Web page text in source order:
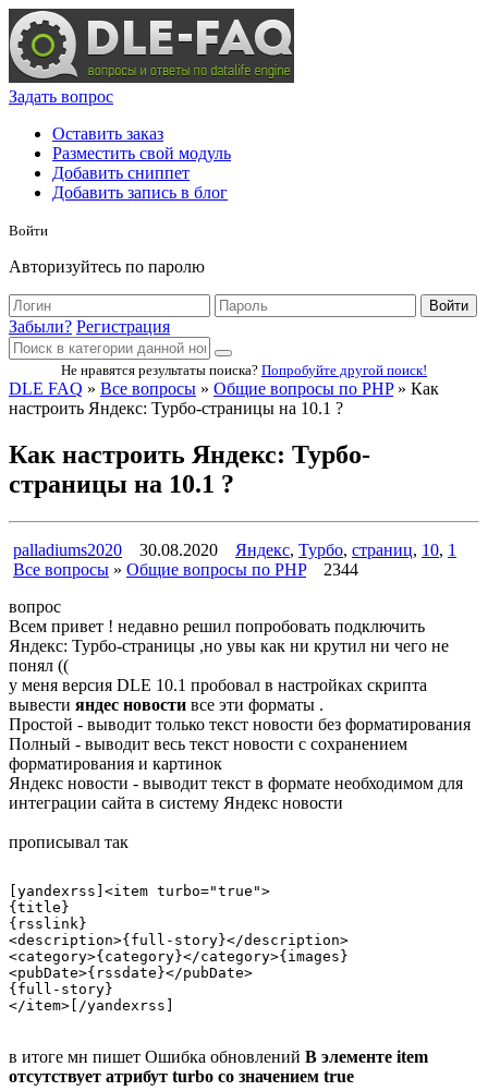
Задать вопрос
Оставить заказ
Разместить свой модуль
Добавить сниппет
Добавить запись в блог
Войти
Авторизуйтесь по паролю
Войти
Забыли? Регистрация
Не нравятся результаты поиска? Попробуйте другой поиск!
DLE FAQ » Все вопросы » Общие вопросы по PHP» Как
настроить Яндекс: Турбо-страницы на 10.1 ?
Как настроить Яндекс: Турбо-
страницы на 10.1 ?
palladiums2020 30.08.2020 Яндекс, Турбо, страниц, 10, 1
Все вопросы » Общие вопросы по PHP
2344
вопрос
Всем привет ! недавно решил попробовать подключить
Яндекс: Турбо-страницы ,но увы как ни крутил ни чего не
понял ((
у меня версия DLE 10.1 пробовал в настройках скрипта
вывести яндес новости все эти форматы .
Простой - выводит только текст новости без форматирования
Полный - выводит весь текст новости с сохранением
форматирования и картинок
Яндекс новости - выводит текст в формате необходимом для
интеграции сайта в систему Яндекс новости
прописывал так
[yandexrss]<item turbo="true">
{title}
{rsslink}
<description>{full-story}</description>
<category>{category}</category>{images}
<pubDate>{rssdate}</pubDate>
{full-story}
в итоге мн пишет Ошибка обновлений В элементе item
отсутствует атрибут turbo со значением true